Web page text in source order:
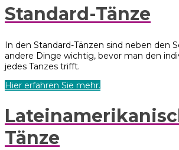
Standard-Tänze
In den Standard-Tänzen sind neben den
andere Dinge wichtig, bevor man den
jedes Tanzes trifft.
Hier erfahren Sie mehr.
Tänze